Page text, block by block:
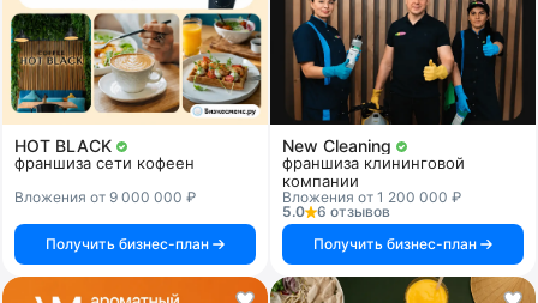
HOT BLACK
франшиза сети кофеен
Вложения от 9 000 000 ₽
Получить бизнес-план
New Cleaning
франшиза клининговой
компании
Вложения от 1 200 000 ₽
5.0
6 отзывов
Получить бизнес-план